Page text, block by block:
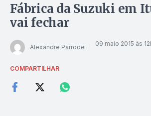
Fábrica da Suzuki em
vai fechar
Alexandre Parrode 09 maio 2015 às
COMPARTILHAR